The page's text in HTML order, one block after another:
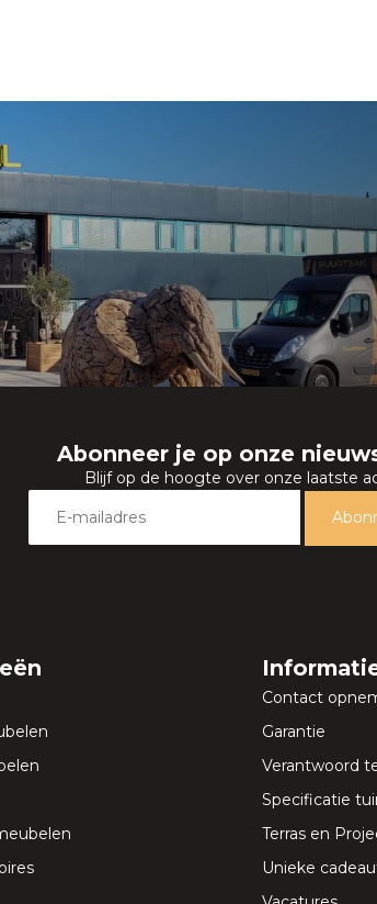
Abonneer je op onze
Blijf op de hoogte over onze laatste
Contact
Garantie
Verantwoord
Specificatie
Terras en
Unieke